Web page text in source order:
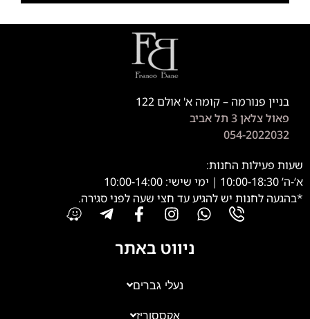
בניין פנורמה – קומה א' אולם 122
פאול צלאן 3 תל אביב
054-2022032
שעות פעילות החנות:
א’-ה’ 10:00-18:30 | ימי שישי: 10:00-14:00
*בהגעה לחנות יש להגיע עד חצי שעה לפני סגירה.
ניווט באתר
נעלי גברים
אקססוריז